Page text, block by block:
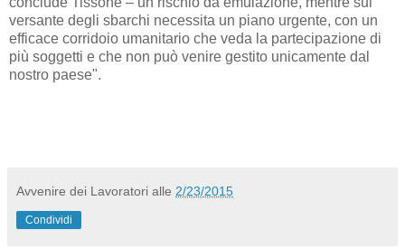
versante degli sbarchi necessita un piano urgente, con un
efficace corridoio umanitario che veda la partecipazione di
più soggetti e che non può venire gestito unicamente dal
nostro paese".
Avvenire dei Lavoratori alle 2/23/2015
Condividi